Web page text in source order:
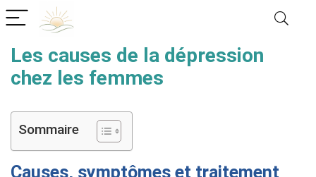
Les causes de la dépression
chez les femmes
Sommaire
Causes, symptômes et traitement